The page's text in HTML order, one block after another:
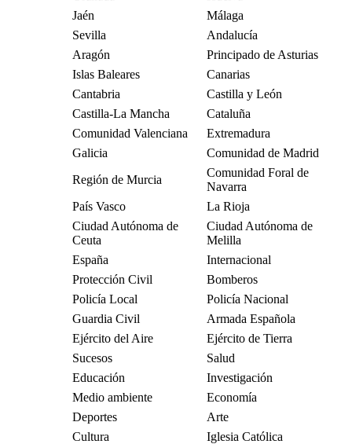
Jaén
Málaga
Sevilla
Andalucía
Aragón
Principado de Asturias
Islas Baleares
Canarias
Cantabria
Castilla y León
Castilla-La Mancha
Cataluña
Comunidad Valenciana
Extremadura
Galicia
Comunidad de Madrid
Región de Murcia
Comunidad Foral de
Navarra
País Vasco
La Rioja
Ciudad Autónoma de
Ceuta
Ciudad Autónoma de
Melilla
España
Internacional
Protección Civil
Bomberos
Policía Local
Policía Nacional
Guardia Civil
Armada Española
Ejército del Aire
Ejército de Tierra
Sucesos
Salud
Educación
Investigación
Medio ambiente
Economía
Deportes
Arte
Cultura
Iglesia Católica